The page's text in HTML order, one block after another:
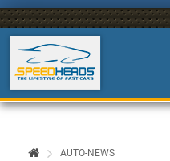
AUTO-NEWS